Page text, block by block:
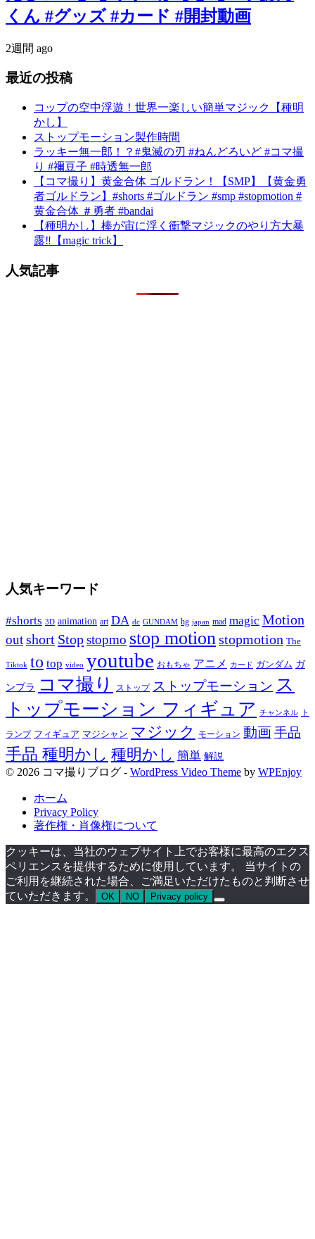
くん #グッズ #カード #開封動画
2週間 ago
最近の投稿
コップの空中浮遊！世界一楽しい簡単マジック【種明
かし】
ストップモーション製作時間
ラッキー無一郎！？#鬼滅の刃 #ねんどろいど #コマ撮
り #禰豆子 #時透無一郎
【コマ撮り】黄金合体 ゴルドラン！【SMP】【黄金勇
者ゴルドラン】#shorts #ゴルドラン #smp #stopmotion #
黄金合体 ＃勇者 #bandai
【種明かし】棒が宙に浮く衝撃マジックのやり方大暴
露‼️【magic trick】
人気記事
人気キーワード
#shorts 3D animation art DA dc GUNDAM hg japan mad magic Motion
outshort Stopstopmo stop motionstopmotion The
Tiktok to top video youtube おもちゃ アニメ カード ガンダム ガ
ンプラ コマ撮り ストップ ストップモーション ス
トップモーション フィギュア チャンネル ト
ランプ フィギュア マジシャン マジック モーション 動画手品
手品 種明かし 種明かし 簡単 解説
© 2026 コマ撮りブログ - WordPress Video Theme by WPEnjoy
ホーム
Privacy Policy
著作権・肖像権について
クッキーは、当社のウェブサイト上でお客様に最高のエクス
ペリエンスを提供するために使用しています。 当サイトの
ご利用を継続された場合、ご満足いただけたものと判断させ
ていただきます。
OK NO Privacy policy